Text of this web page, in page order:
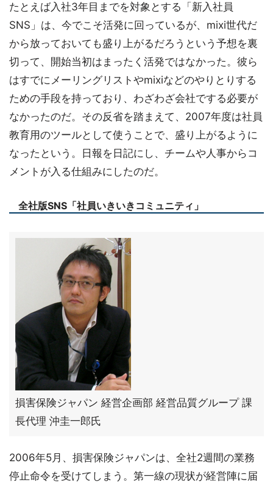
たとえば入社3年目までを対象とする「新入社員
SNS」は、今でこそ活発に回っているが、mixi世代だ
から放っておいても盛り上がるだろうという予想を裏
切って、開始当初はまったく活発ではなかった。彼ら
はすでにメーリングリストやmixiなどのやりとりする
ための手段を持っており、わざわざ会社でする必要が
なかったのだ。その反省を踏まえて、2007年度は社員
教育用のツールとして使うことで、盛り上がるように
なったという。日報を日記にし、チームや人事からコ
メントが入る仕組みにしたのだ。
全社版SNS「社員いきいきコミュニティ」
損害保険ジャパン 経営企画部 経営品質グループ 課
長代理 沖圭一郎氏
2006年5月、損害保険ジャパンは、全社2週間の業務
停止命令を受けてしまう。第一線の現状が経営陣に届